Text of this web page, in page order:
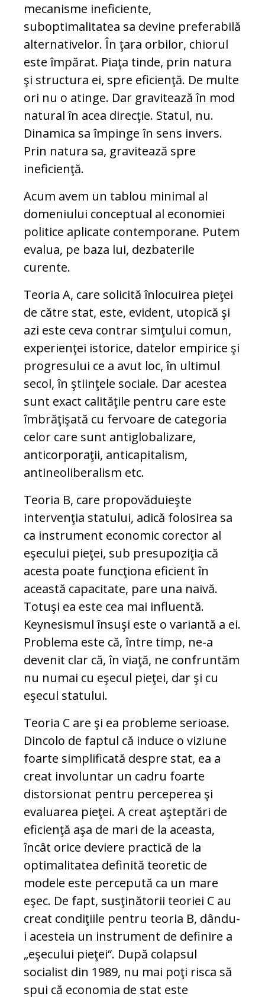
mecanisme ineficiente,
suboptimalitatea sa devine preferabilă
alternativelor. În ţara orbilor, chiorul
este împărat. Piaţa tinde, prin natura
şi structura ei, spre eficienţă. De multe
ori nu o atinge. Dar gravitează în mod
natural în acea direcţie. Statul, nu.
Dinamica sa împinge în sens invers.
Prin natura sa, gravitează spre
ineficienţă.
Acum avem un tablou minimal al
domeniului conceptual al economiei
politice aplicate contemporane. Putem
evalua, pe baza lui, dezbaterile
curente.
Teoria A, care solicită înlocuirea pieţei
de către stat, este, evident, utopică şi
azi este ceva contrar simţului comun,
experienţei istorice, datelor empirice şi
progresului ce a avut loc, în ultimul
secol, în ştiinţele sociale. Dar acestea
sunt exact calităţile pentru care este
îmbrăţişată cu fervoare de categoria
celor care sunt antiglobalizare,
anticorporaţii, anticapitalism,
antineoliberalism etc.
Teoria B, care propovăduieşte
intervenţia statului, adică folosirea sa
ca instrument economic corector al
eşecului pieţei, sub presupoziţia că
acesta poate funcţiona eficient în
această capacitate, pare una naivă.
Totuşi ea este cea mai influentă.
Keynesismul însuşi este o variantă a ei.
Problema este că, între timp, ne-a
devenit clar că, în viaţă, ne confruntăm
nu numai cu eşecul pieţei, dar şi cu
eşecul statului.
Teoria C are şi ea probleme serioase.
Dincolo de faptul că induce o viziune
foarte simplificată despre stat, ea a
creat involuntar un cadru foarte
distorsionat pentru perceperea şi
evaluarea pieţei. A creat aşteptări de
eficienţă aşa de mari de la aceasta,
încât orice deviere practică de la
optimalitatea definită teoretic de
modele este percepută ca un mare
eşec. De fapt, susţinătorii teoriei C au
creat condiţiile pentru teoria B, dându-
i acesteia un instrument de definire a
„eşecului pieţei“. După colapsul
socialist din 1989, nu mai poţi risca să
spui că economia de stat este